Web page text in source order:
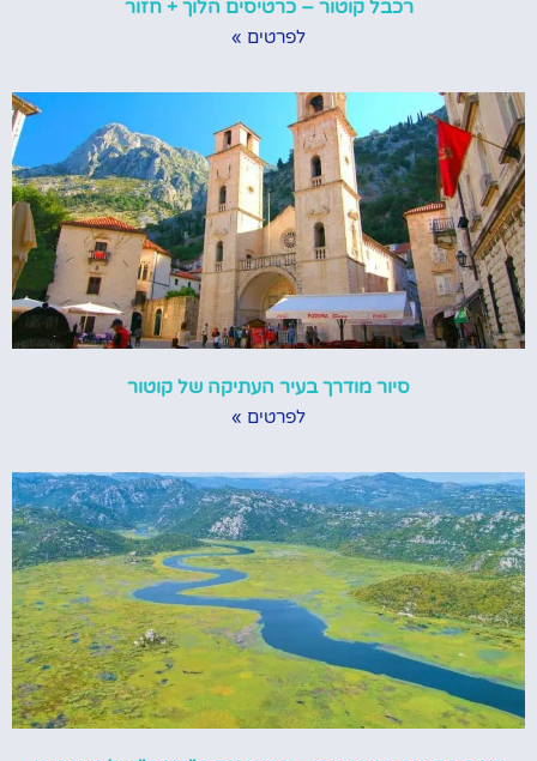
רכבל קוטור – כרטיסים הלוך + חזור
לפרטים »
סיור מודרך בעיר העתיקה של קוטור
לפרטים »